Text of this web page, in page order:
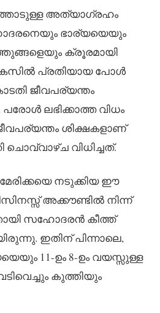
അത്യാഗ്രഹം
ഭാര്യയെയും
ക്രൂരമായി
പ്രതിയായ പോൾ
ജീവപര്യന്തം
ലഭിക്കാത്ത വിധം
ശിക്ഷകളാണ്
വിധിച്ചത്.
നടുക്കിയ ഈ
അക്കൗണ്ടിൽ നിന്ന്
സഹോദരൻ കീത്ത്
ഇതിന് പിന്നാലെ,
11-ഉം 8-ഉം വയസ്സുള്ള
കുത്തിയും